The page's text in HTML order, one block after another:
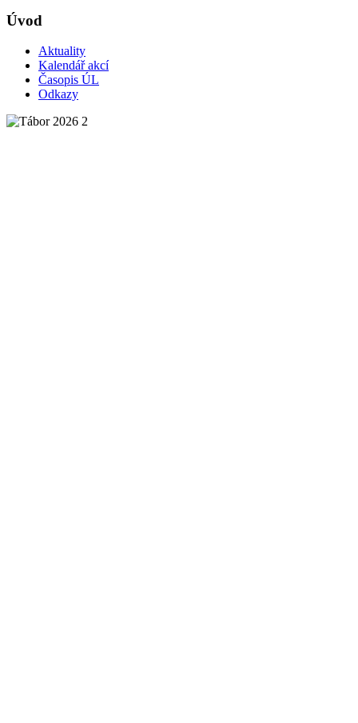
Úvod
Aktuality
Kalendář akcí
Časopis ÚL
Odkazy